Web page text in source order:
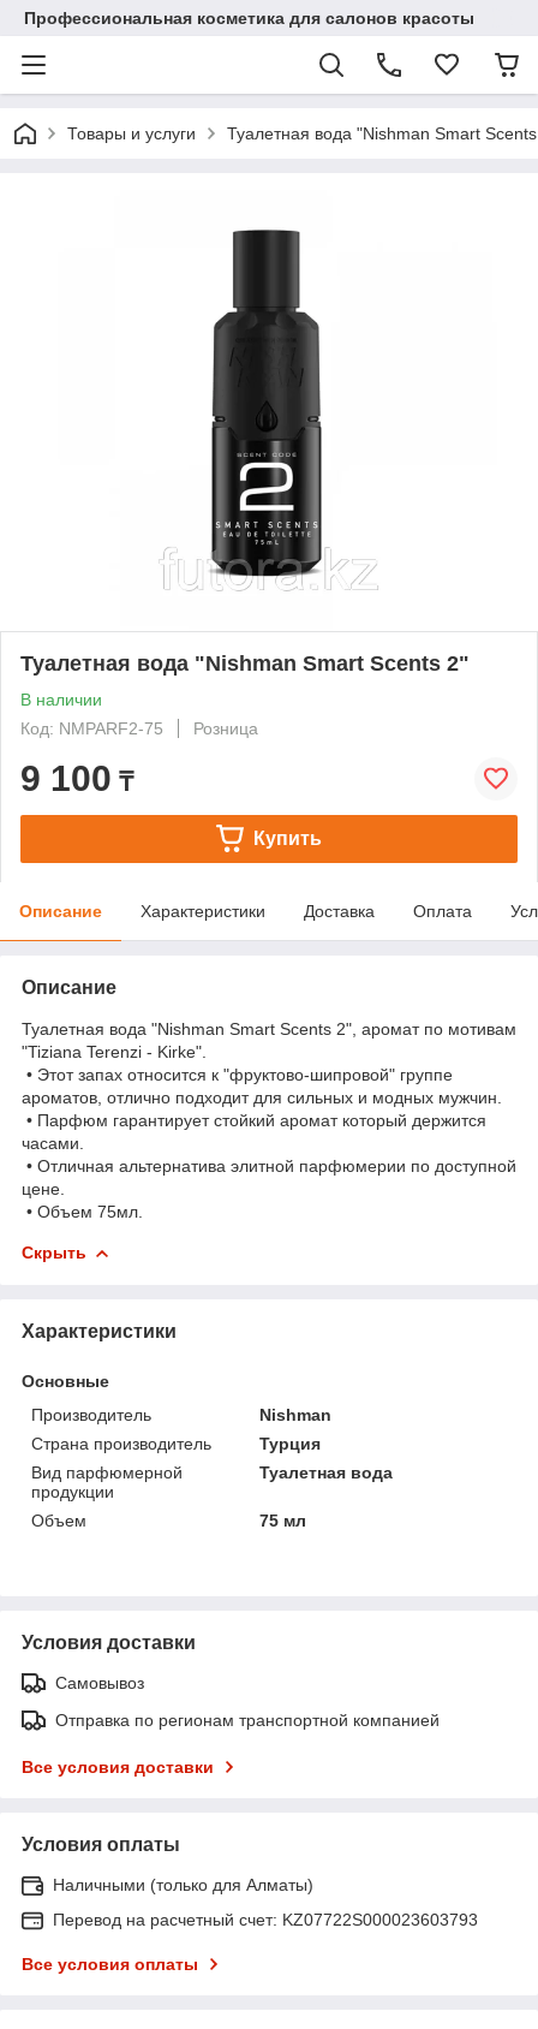
Профессиональная косметика для салонов красоты
Товары и услуги Туалетная вода "Nishman Smart
Туалетная вода "Nishman Smart Scents 2"
В наличии
Код: NMPARF2-75
Розница
9 100 ₸
Купить
Описание Характеристики Доставка Оплата
Описание
Туалетная вода "Nishman Smart Scents 2", аромат по мотивам
"Tiziana Terenzi - Kirke".
• Этот запах относится к "фруктово-шипровой" группе
ароматов, отлично подходит для сильных и модных мужчин.
• Парфюм гарантирует стойкий аромат который держится
часами.
• Отличная альтернатива элитной парфюмерии по доступной
цене.
• Объем 75мл.
Скрыть
Характеристики
Основные
Производитель
Nishman
Страна производитель
Турция
Вид парфюмерной
продукции
Туалетная вода
Объем 75 мл
Условия доставки
Самовывоз
Отправка по регионам транспортной компанией
Все условия доставки
Условия оплаты
Наличными (только для Алматы)
Перевод на расчетный счет: KZ07722S000023603793
Все условия оплаты